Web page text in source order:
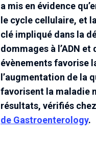
a mis en évidence
le cycle cellulaire, et
clé impliqué dans la
dommages à l’ADN
évènements favorise
l’augmentation de la
favorisent la maladie
résultats, vérifiés
de Gastroenterology.